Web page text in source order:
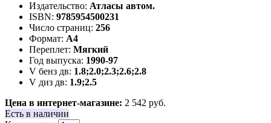
Издательство: Атласы автом.
ISBN: 9785954500231
Число страниц: 256
Формат: А4
Переплет: Мягкий
Год выпуска: 1990-97
V бенз дв: 1.8;2.0;2.3;2.6;2.8
V диз дв: 1.9;2.5
Цена в интернет-магазине: 2 542 руб.
Есть в наличии